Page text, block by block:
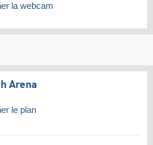
la webcam
Arena
le plan